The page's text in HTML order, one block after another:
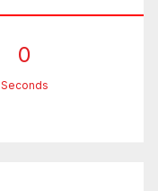
0
Seconds